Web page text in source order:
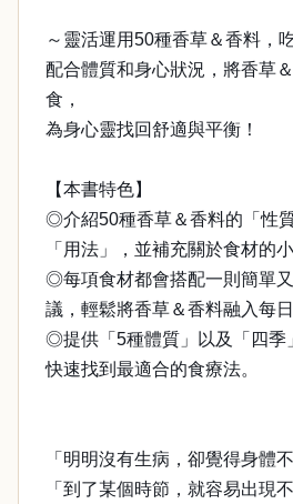
～靈活運用50種香草＆香料，
配合體質和身心狀況，將香草
食，
為身心靈找回舒適與平衡！
【本書特色】
◎介紹50種香草＆香料的「性
「用法」，並補充關於食材的小
◎每項食材都會搭配一則簡單
議，輕鬆將香草＆香料融入每日
◎提供「5種體質」以及「四季
快速找到最適合的食療法。
「明明沒有生病，卻覺得身體
「到了某個時節，就容易出現